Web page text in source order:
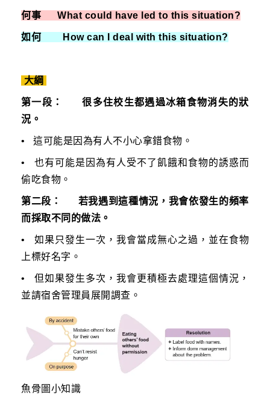
何事 What could have led to this situation?
如何 How can I deal with this situation?
大綱
第一段： 很多住校生都遇過冰箱食物消失的狀
況。
• 這可能是因為有人不小心拿錯食物。
• 也有可能是因為有人受不了飢餓和食物的誘惑而
偷吃食物。
第二段： 若我遇到這種情況，我會依發生的頻率
而採取不同的做法。
• 如果只發生一次，我會當成無心之過，並在食物
上標好名字。
• 但如果發生多次，我會更積極去處理這個情況，
並請宿舍管理員展開調查。
魚骨圖小知識